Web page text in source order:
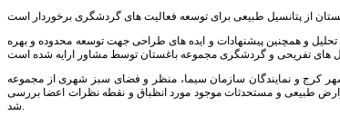
و همچنین پیشنهادات و ایده های طراحی جهت توسعه محدوده و بهره
کرج و نمایندگان سازمان سیما، منظر و فضای سبز شهری از مجموعه
طبیعی و مستحدثات موجود مورد انظباق و نقطه نظرات اعضا بررسی
شد.